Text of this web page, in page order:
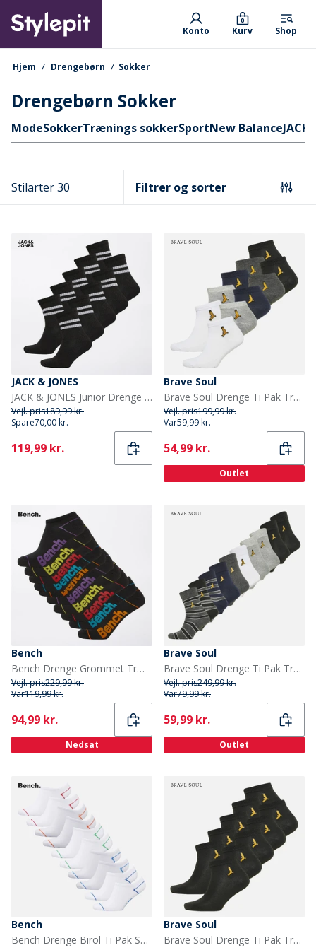
main
content
Primary departments
Konto Kurv
0
Shop
navigationssti
Hjem Drengebørn Sokker
Drengebørn Sokker
Hurtige links
ModeSokkerTrænings sokkerSportNew BalanceJACK
Stilarter 30 Filtrer og sorter
JACK & JONES
JACK & JONES Junior Drenge Ti Pak Sokker Sort
Vejl. pris189,99 kr.
Spare70,00 kr.
Current
119,99 kr.
Brave Soul
Brave Soul Drenge Ti Pak Trænings Sokker Multi
Vejl. pris199,99 kr.
Var59,99 kr.
Current
54,99 kr.
Outlet
Bench
Bench Drenge Grommet Trænings sokker Sort
Vejl. pris229,99 kr.
Var119,99 kr.
Current
94,99 kr.
Nedsat
Brave Soul
Brave Soul Drenge Ti Pak Trænings Sokker Multi
Vejl. pris249,99 kr.
Var79,99 kr.
Current
59,99 kr.
Outlet
Bench
Bench Drenge Birol Ti Pak Sportsstrømper Hvid
Brave Soul
Brave Soul Drenge Ti Pak Trænings Sokker Sort